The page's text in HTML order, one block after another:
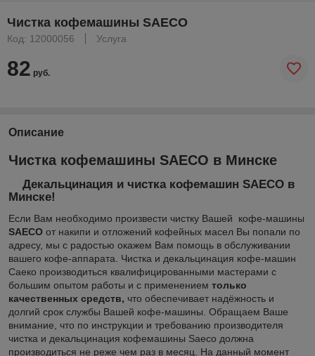
Чистка кофемашины SAECO
Код: 12000056 Услуга
82 руб.
Описание
Чистка кофемашины SAECO в Минске
Декальцинация и чистка кофемашин SAECO в
Минске!
Если Вам необходимо произвести чистку Вашей кофе-машины
SAECO от накипи и отложений кофейных масел Вы попали по
адресу, мы с радостью окажем Вам помощь в обслуживании
вашего кофе-аппарата. Чистка и декальцинация кофе-машин
Саеко производиться квалифицированными мастерами с
большим опытом работы и с применением только
качественных средств, что обеспечивает надёжность и
долгий срок службы Вашей кофе-машины. Обращаем Ваше
внимание, что по инструкции и требованию производителя
чистка и декальцинация кофемашины Saeco должна
производиться не реже чем раз в месяц. На данный момент